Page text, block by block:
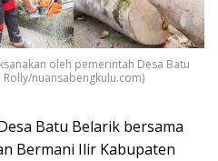
oleh pemerintah Desa Batu
nuansabengkulu.com)
Batu Belarik bersama
Bermani Ilir Kabupaten